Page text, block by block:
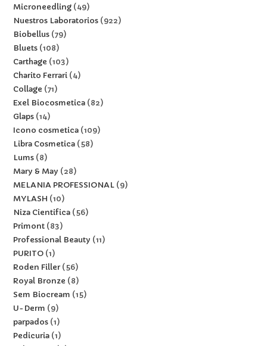
Microneedling 49
Nuestros Laboratorios 922
Biobellus 79
Bluets 108
Carthage
103
Charito Ferrari 4
Collage
71
Exel Biocosmetica 82
Glaps 14
Icono cosmetica 109
Libra Cosmetica 58
Lums 8
Mary & May
28
MELANIA PROFESSIONAL 9
MYLASH
10
Niza Cientifica 56
Primont 83
Professional Beauty
11
PURITO 1
Roden Filler 56
Royal Bronze
8
Sem Biocream
15
U-Derm
9
parpados 1
Pedicuria 1